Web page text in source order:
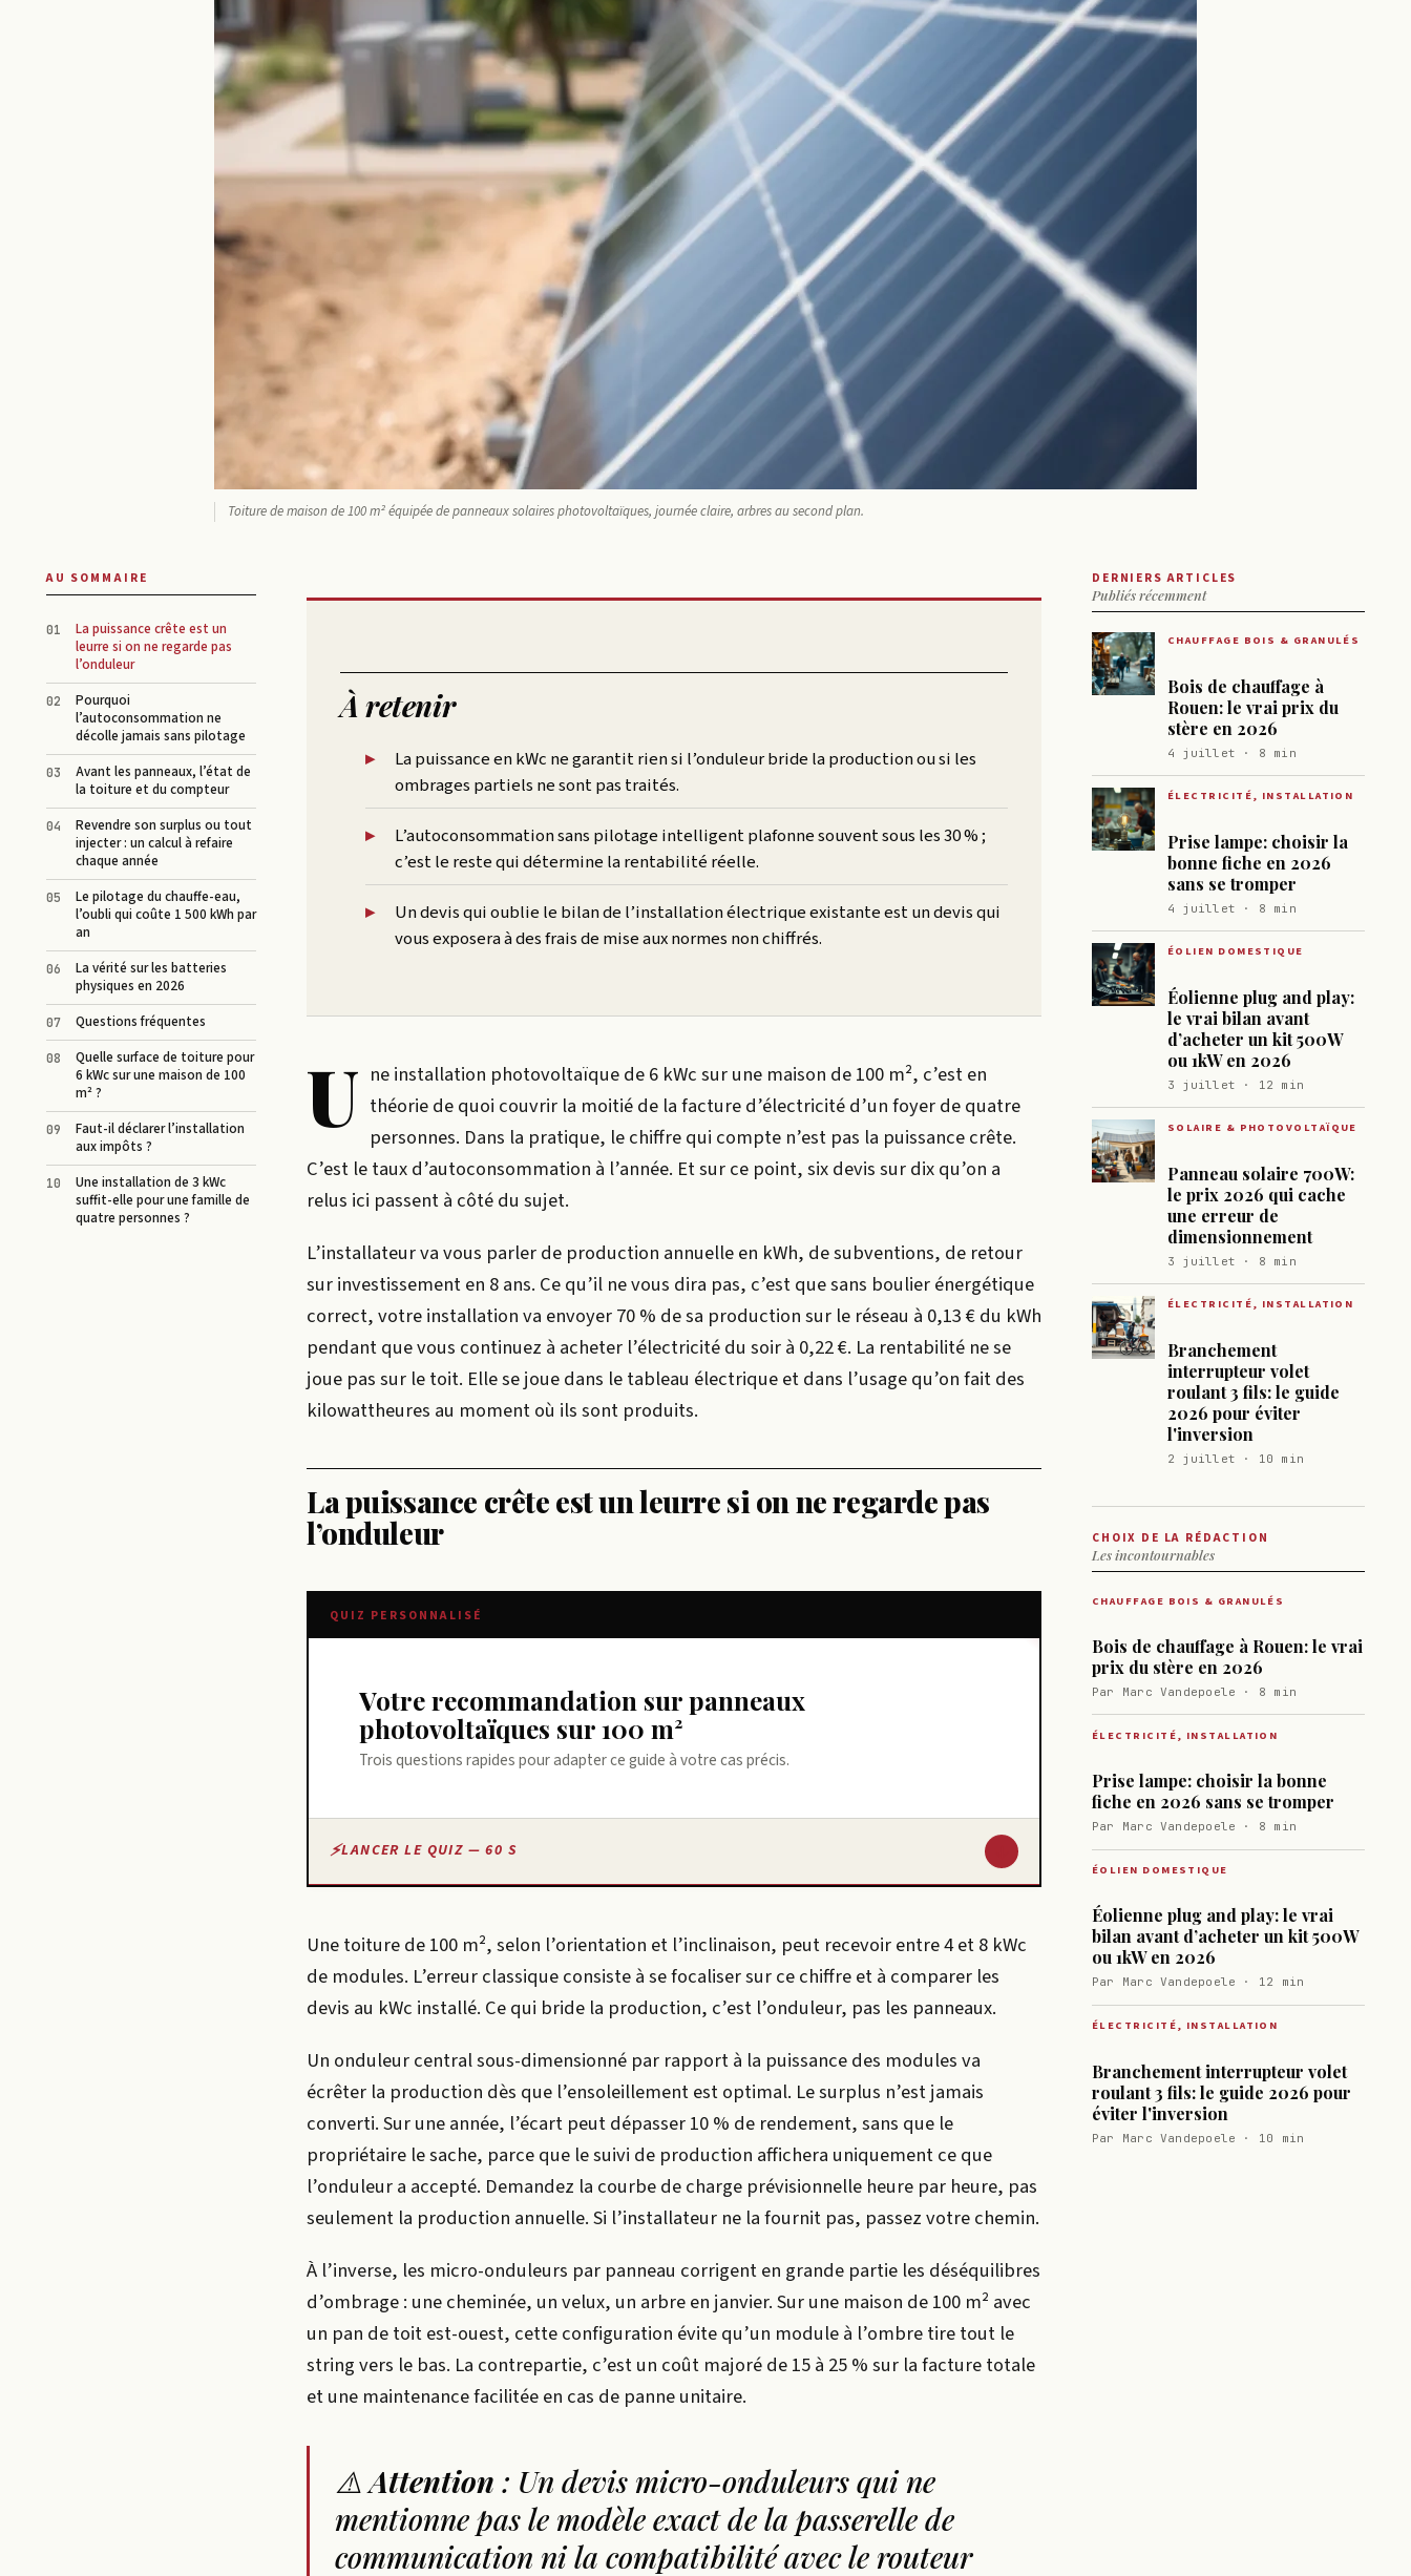
Toiture de maison de 100 m² équipée de panneaux solaires photovoltaïques, journée claire, arbres au second plan.
AU SOMMAIRE
La puissance crête est un
leurre si on ne regarde pas
l’onduleur
Pourquoi
l’autoconsommation ne
décolle jamais sans pilotage
Avant les panneaux, l’état de
la toiture et du compteur
Revendre son surplus ou tout
injecter : un calcul à refaire
chaque année
Le pilotage du chauffe-eau,
l’oubli qui coûte 1 500 kWh par
an
La vérité sur les batteries
physiques en 2026
Questions fréquentes
Quelle surface de toiture pour
6 kWc sur une maison de 100
m² ?
Faut-il déclarer l’installation
aux impôts ?
Une installation de 3 kWc
suffit-elle pour une famille de
quatre personnes ?
À retenir
La puissance en kWc ne garantit rien si l’onduleur bride la production ou si les
ombrages partiels ne sont pas traités.
L’autoconsommation sans pilotage intelligent plafonne souvent sous les 30 % ;
c’est le reste qui détermine la rentabilité réelle.
Un devis qui oublie le bilan de l’installation électrique existante est un devis qui
vous exposera à des frais de mise aux normes non chiffrés.
U ne installation photovoltaïque de 6 kWc sur une maison de 100 m², c’est en
théorie de quoi couvrir la moitié de la facture d’électricité d’un foyer de quatre
personnes. Dans la pratique, le chiffre qui compte n’est pas la puissance crête.
C’est le taux d’autoconsommation à l’année. Et sur ce point, six devis sur dix qu’on a
relus ici passent à côté du sujet.
L’installateur va vous parler de production annuelle en kWh, de subventions, de retour
sur investissement en 8 ans. Ce qu’il ne vous dira pas, c’est que sans boulier énergétique
correct, votre installation va envoyer 70 % de sa production sur le réseau à 0,13 € du kWh
pendant que vous continuez à acheter l’électricité du soir à 0,22 €. La rentabilité ne se
joue pas sur le toit. Elle se joue dans le tableau électrique et dans l’usage qu’on fait des
kilowattheures au moment où ils sont produits.
La puissance crête est un leurre si on ne regarde pas
l’onduleur
QUIZ PERSONNALISÉ
Votre recommandation sur panneaux
photovoltaïques sur 100 m²
Trois questions rapides pour adapter ce guide à votre cas précis.
LANCER LE QUIZ — 60 S
Une toiture de 100 m², selon l’orientation et l’inclinaison, peut recevoir entre 4 et 8 kWc
de modules. L’erreur classique consiste à se focaliser sur ce chiffre et à comparer les
devis au kWc installé. Ce qui bride la production, c’est l’onduleur, pas les panneaux.
Un onduleur central sous-dimensionné par rapport à la puissance des modules va
écrêter la production dès que l’ensoleillement est optimal. Le surplus n’est jamais
converti. Sur une année, l’écart peut dépasser 10 % de rendement, sans que le
propriétaire le sache, parce que le suivi de production affichera uniquement ce que
l’onduleur a accepté. Demandez la courbe de charge prévisionnelle heure par heure, pas
seulement la production annuelle. Si l’installateur ne la fournit pas, passez votre chemin.
À l’inverse, les micro-onduleurs par panneau corrigent en grande partie les déséquilibres
d’ombrage : une cheminée, un velux, un arbre en janvier. Sur une maison de 100 m² avec
un pan de toit est-ouest, cette configuration évite qu’un module à l’ombre tire tout le
string vers le bas. La contrepartie, c’est un coût majoré de 15 à 25 % sur la facture totale
et une maintenance facilitée en cas de panne unitaire.
⚠️Attention : Un devis micro-onduleurs qui ne
mentionne pas le modèle exact de la passerelle de
communication ni la compatibilité avec le routeur
DERNIERS ARTICLES
Publiés récemment
CHAUFFAGE BOIS & GRANULÉS
Bois de chauffage à
Rouen: le vrai prix du
stère en 2026
4 juillet · 8 min
ÉLECTRICITÉ, INSTALLATION
Prise lampe: choisir la
bonne fiche en 2026
sans se tromper
4 juillet · 8 min
ÉOLIEN DOMESTIQUE
Éolienne plug and play:
le vrai bilan avant
d’acheter un kit 500W
ou 1kW en 2026
3 juillet · 12 min
SOLAIRE & PHOTOVOLTAÏQUE
Panneau solaire 700W:
le prix 2026 qui cache
une erreur de
dimensionnement
3 juillet · 8 min
ÉLECTRICITÉ, INSTALLATION
Branchement
interrupteur volet
roulant 3 fils: le guide
2026 pour éviter
l'inversion
2 juillet · 10 min
CHOIX DE LA RÉDACTION
Les incontournables
CHAUFFAGE BOIS & GRANULÉS
Bois de chauffage à Rouen: le vrai
prix du stère en 2026
Par Marc Vandepoele · 8 min
ÉLECTRICITÉ, INSTALLATION
Prise lampe: choisir la bonne
fiche en 2026 sans se tromper
Par Marc Vandepoele · 8 min
ÉOLIEN DOMESTIQUE
Éolienne plug and play: le vrai
bilan avant d’acheter un kit 500W
ou 1kW en 2026
Par Marc Vandepoele · 12 min
ÉLECTRICITÉ, INSTALLATION
Branchement interrupteur volet
roulant 3 fils: le guide 2026 pour
éviter l'inversion
Par Marc Vandepoele · 10 min